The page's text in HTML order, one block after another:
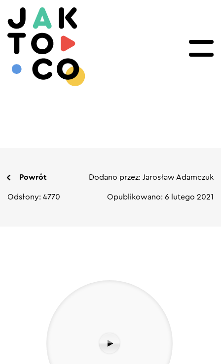
Powrót Dodano przez: Jarosław Adamczuk
Odsłony: 4770 Opublikowano: 6 lutego 2021